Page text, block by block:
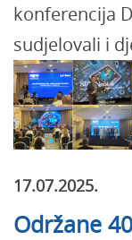
konferencija
sudjelovali i
17.07.2025.
Održane